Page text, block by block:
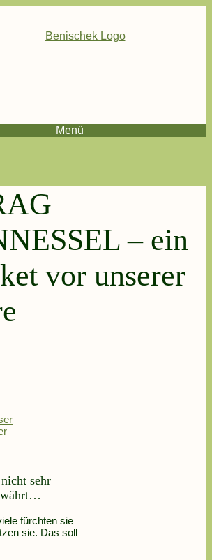
Menü
– ein
vor unserer
sehr
fürchten sie
sie. Das soll